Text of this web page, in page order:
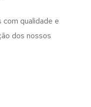
com qualidade e
dos nossos